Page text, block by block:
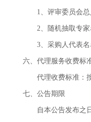
1、评审委员会
2、随机抽取专
3、采购人代表
六、代理服务收费标
代理收费标准：
七、公告期限
自本公告发布之